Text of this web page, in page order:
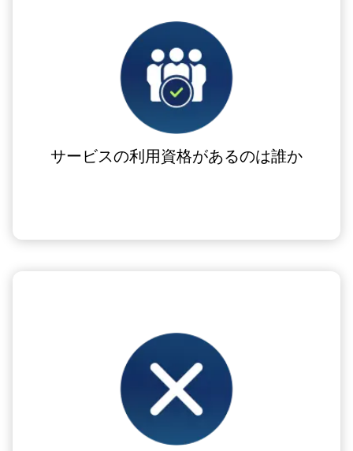
サービスの利用資格があるのは誰か